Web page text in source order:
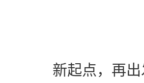
新起点，再